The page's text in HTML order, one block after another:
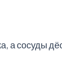
а сосуды